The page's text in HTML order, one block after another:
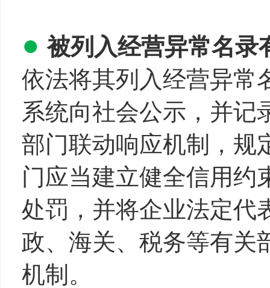
●被列入经营异常名录
依法将其列入经营异常
系统向社会公示，并记
部门联动响应机制，规
门应当建立健全信用约
处罚，并将企业法定代
政、海关、税务等有关
机制。